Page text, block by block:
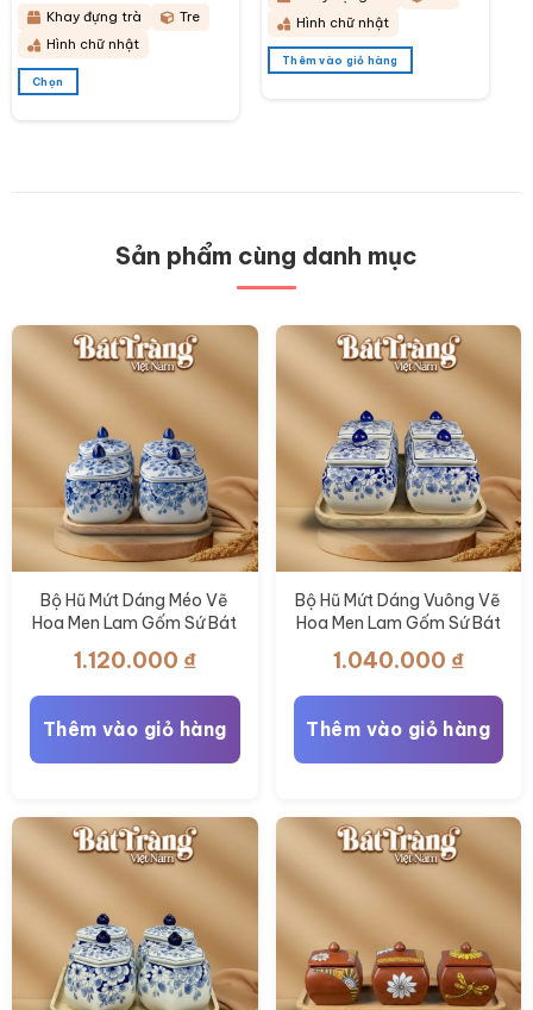
KDT15 380.000 ₫
đến
580.000 ₫
Khay đựng trà
Tre
Hình chữ nhật
Chọn
thể
Hình chữ nhật
Thêm vào giỏ hàng
Sản phẩm cùng danh mục
Bộ Hũ Mứt Dáng Méo Vẽ
Hoa Men Lam Gốm Sứ Bát
1.120.000 ₫
Thêm vào giỏ hàng
Bộ Hũ Mứt Dáng Vuông Vẽ
Hoa Men Lam Gốm Sứ Bát
1.040.000 ₫
Thêm vào giỏ hàng